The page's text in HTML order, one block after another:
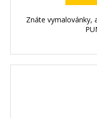
Znáte vymalovánky,